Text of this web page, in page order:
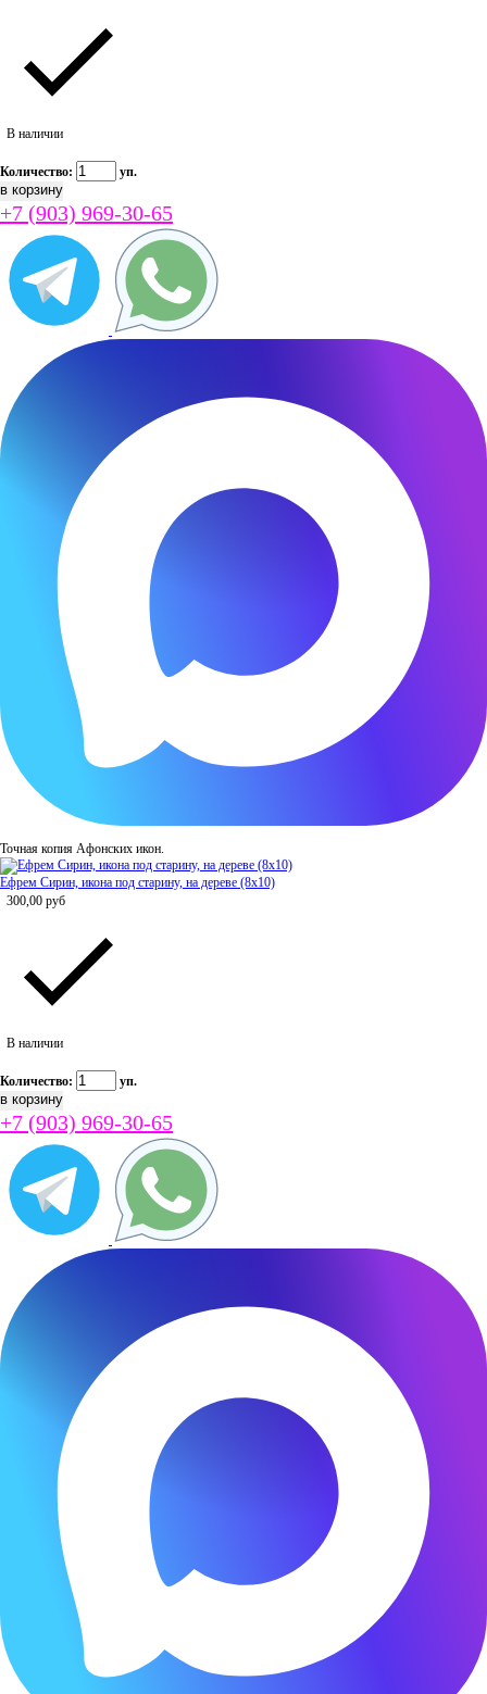
В наличии
Количество: уп.
+7 (903) 969-30-65
Точная копия Афонских икон.
Ефрем Сирин, икона под старину, на дереве (8x10)
300,00 руб
В наличии
Количество: уп.
+7 (903) 969-30-65